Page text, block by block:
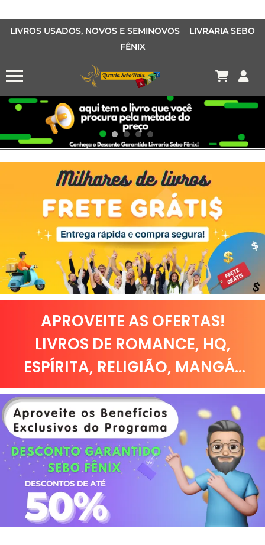
LIVROS USADOS, NOVOS E SEMINOVOS LIVRARIA SEBO
FÊNIX
Conheça o Desconto Garantido de livros Sebo Fênix!
OFERTA HISTORIAS EM QUADRINHOS
OFERTA MANGÁS
MANGÁS BARATOS
APROVEITE AS OFERTAS!
LIVROS DE ROMANCE, HQ,
ESPÍRITA, RELIGIÃO, MANGÁ...